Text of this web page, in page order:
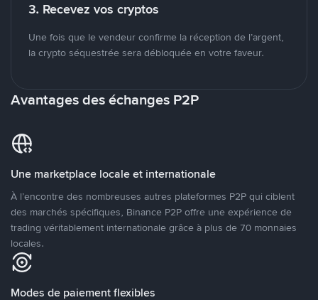
3. Recevez vos cryptos
Une fois que le vendeur confirme la réception de l’argent,
la crypto séquestrée sera débloquée en votre faveur.
Avantages des échanges P2P
Une marketplace locale et internationale
À l’encontre des nombreuses autres plateformes P2P qui ciblent
des marchés spécifiques, Binance P2P offre une expérience de
trading véritablement internationale grâce à plus de 70 monnaies
locales.
Modes de paiement flexibles